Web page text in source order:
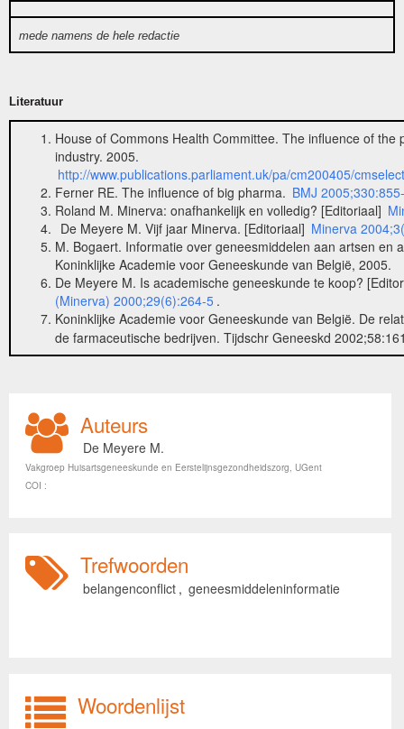
mede namens de hele redactie
Literatuur
House of Commons Health Committee. The influence of the
industry. 2005.
http://www.publications.parliament.uk/pa/cm200405/
Ferner RE. The influence of big pharma. BMJ
Roland M. Minerva: onafhankelijk en volledig? [Editoriaal]
De Meyere M. Vijf jaar Minerva. [Editoriaal] Minerva
M. Bogaert. Informatie over geneesmiddelen aan artsen en
Koninklijke Academie voor Geneeskunde van België, 2005.
De Meyere M. Is academische geneeskunde te koop?
(Minerva) 2000;29(6):264-5 .
Koninklijke Academie voor Geneeskunde van België. De
de farmaceutische bedrijven. Tijdschr Geneeskd
Auteurs
De Meyere M.
Vakgroep Huisartsgeneeskunde en Eerstelijnsgezondheidszorg, UGent
COI :
Trefwoorden
belangenconflict , geneesmiddeleninformatie
Woordenlijst